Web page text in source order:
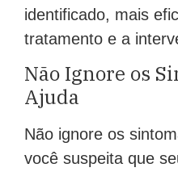
identificado, mais
tratamento e a
Não Ignore os
Ajuda
Não ignore os
você suspeita que